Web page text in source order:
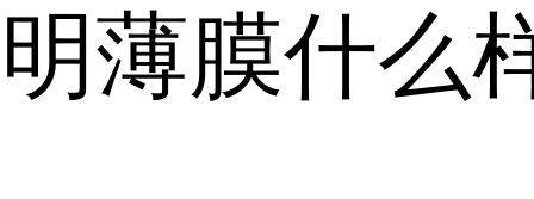
薄膜什么